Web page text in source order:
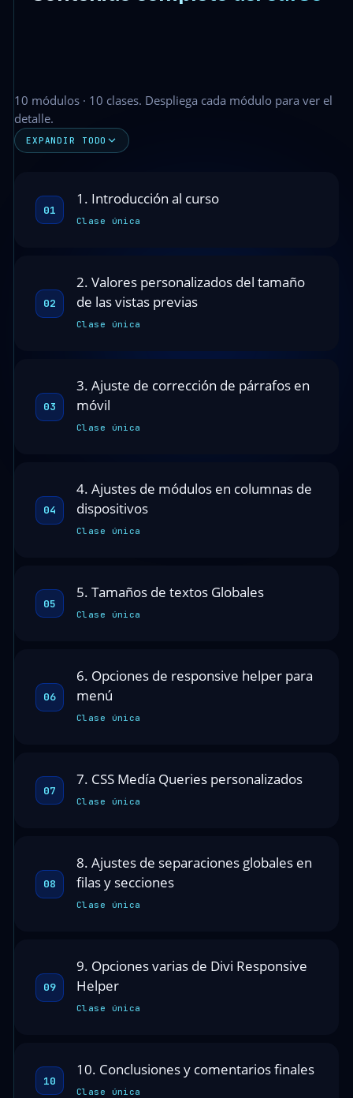
10 módulos · 10 clases. Despliega cada módulo para ver el
detalle.
EXPANDIR TODO
01
1. Introducción al curso
Clase única
02
2. Valores personalizados del tamaño
de las vistas previas
Clase única
03
3. Ajuste de corrección de párrafos en
móvil
Clase única
04
4. Ajustes de módulos en columnas de
dispositivos
Clase única
05
5. Tamaños de textos Globales
Clase única
06
6. Opciones de responsive helper para
menú
Clase única
07
7. CSS Medía Queries personalizados
Clase única
08
8. Ajustes de separaciones globales en
filas y secciones
Clase única
09
9. Opciones varias de Divi Responsive
Helper
Clase única
10
10. Conclusiones y comentarios finales
Clase única